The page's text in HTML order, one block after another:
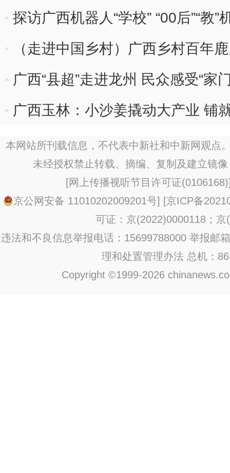
探访广西机器人“学校” “00后”“教”
（走进中国乡村）广西乡村百年
广西“县超”走进龙州 民众感受“家
广西玉林：小沙姜撬动大产业 铺
本网站所刊载信息，不代表中新社和中新网观点
未经授权禁止转载、摘编、复制及建立镜
[网上传播视听节目许可证(0106168)
京公网安备 11010202009201号] [京ICP备
可证：京(2022)0000118；京
违法和不良信息举报电话：15699788000 举报邮
理和处置管理办法 总机：
Copyright ©1999-2026